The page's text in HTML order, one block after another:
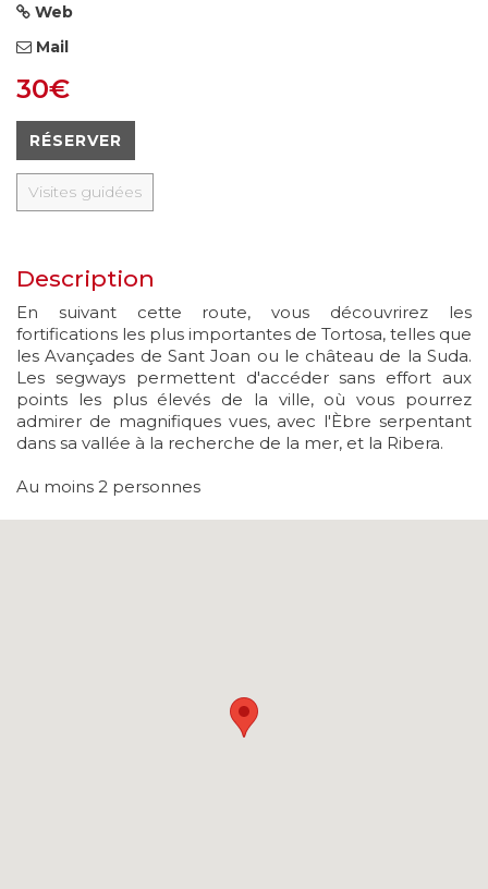
Web
Mail
30€
RÉSERVER
Visites guidées
Description
En suivant cette route, vous découvrirez les
fortifications les plus importantes de Tortosa, telles que
les Avançades de Sant Joan ou le château de la Suda.
Les segways permettent d'accéder sans effort aux
points les plus élevés de la ville, où vous pourrez
admirer de magnifiques vues, avec l'Èbre serpentant
dans sa vallée à la recherche de la mer, et la Ribera.
Au moins 2 personnes